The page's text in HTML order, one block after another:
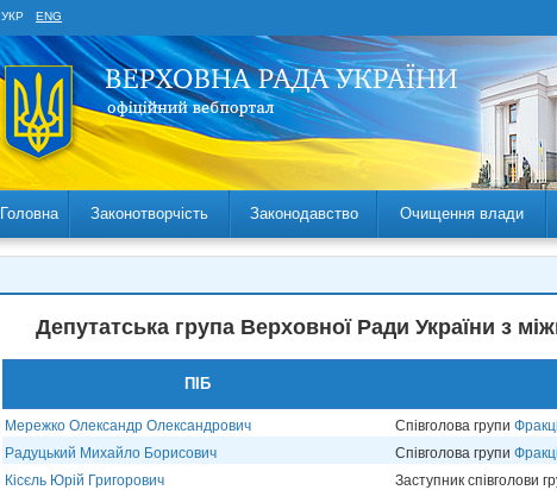
УКР ENG
Головна Законотворчість Законодавство Очищення влади
Депутатська група Верховної Ради України з
ПІБ
Мережко Олександр Олександрович Співголова групи
Радуцький Михайло Борисович
Співголова групи
Кісєль Юрій Григорович
Заступник співголови